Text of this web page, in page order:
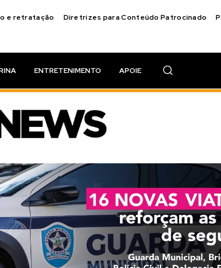
e retratação Diretrizes para Conteúdo Patrocinado
ENTRETENIMENTO APOIE